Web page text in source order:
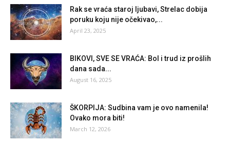
Rak se vraća staroj ljubavi, Strelac dobija
poruku koju nije očekivao,...
April 23, 2025
BIKOVI, SVE SE VRAĆA: Bol i trud iz prošlih
dana sada...
August 16, 2025
ŠKORPIJA: Sudbina vam je ovo namenila!
Ovako mora biti!
March 12, 2026